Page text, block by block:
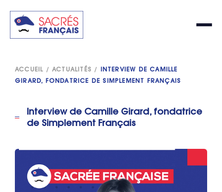
ACCUEIL /ACTUALITÉS / INTERVIEW DE CAMILLE
GIRARD, FONDATRICE DE SIMPLEMENT FRANÇAIS
Interview de Camille Girard, fondatrice
de Simplement Français